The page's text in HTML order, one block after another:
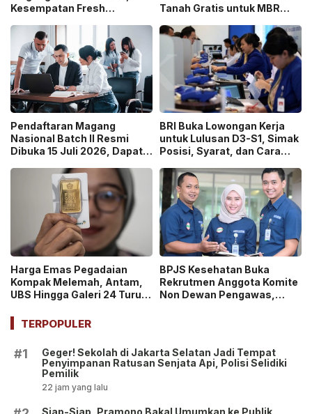
Kesempatan Fresh
Media Digital!
Tanah Gratis untuk MBR
Pendaftaran Magang
Nasional Batch II Resmi
Dibuka 15 Juli 2026, Dapat
BRI Buka Lowongan Kerja
untuk Lulusan D3-S1, Simak
Posisi, Syarat, dan Cara
Harga Emas Pegadaian
Kompak Melemah, Antam,
UBS Hingga Galeri 24 Turun
BPJS Kesehatan Buka
Rekrutmen Anggota Komite
Non Dewan Pengawas,
TERPOPULER
#1
Geger! Sekolah di Jakarta Selatan Jadi Tempat
Penyimpanan Ratusan Senjata Api, Polisi Selidiki
Pemilik
22 jam yang lalu
Siap-Siap, Pramono Bakal Umumkan ke Publik